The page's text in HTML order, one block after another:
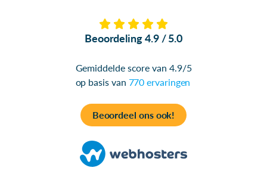
Beoordeling 4.9 / 5.0
Gemiddelde score van 4.9/5
op basis van 770 ervaringen
Beoordeel ons ook!